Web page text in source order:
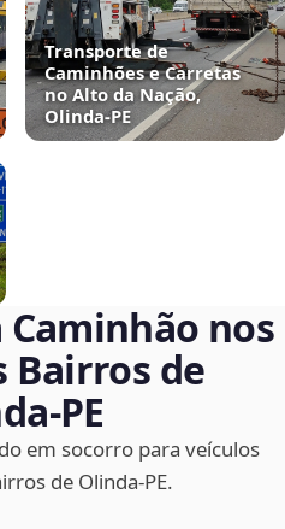
Transporte de
Caminhões e Carretas
no Alto da Nação,
Olinda‑PE
nos
Bairros de
em socorro para veículos
de Olinda‑PE.